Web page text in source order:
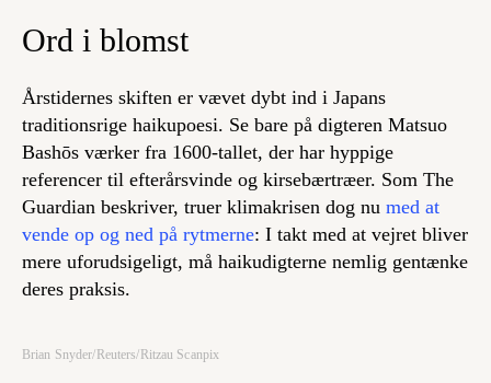
Ord i blomst
Årstidernes skiften er vævet dybt ind i Japans
traditionsrige haikupoesi. Se bare på digteren Matsuo
Bashōs værker fra 1600-tallet, der har hyppige
referencer til efterårsvinde og kirsebærtræer. Som The
Guardian beskriver, truer klimakrisen dog nu med at
vende op og ned på rytmerne: I takt med at vejret bliver
mere uforudsigeligt, må haikudigterne nemlig gentænke
deres praksis.
Brian Snyder/Reuters/Ritzau Scanpix